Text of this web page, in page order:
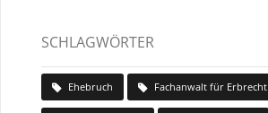
SCHLAGWÖRTER
Ehebruch Fachanwalt für Erbrecht